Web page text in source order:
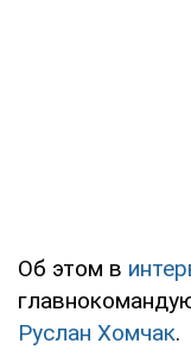
Об этом в
Руслан Хомчак.